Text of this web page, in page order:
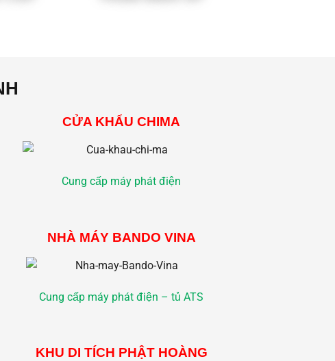
CỬA KHẨU CHIMA
Cung cấp máy phát điện
NHÀ MÁY BANDO VINA
Cung cấp máy phát điện – tủ ATS
KHU DI TÍCH PHẬT HOÀNG